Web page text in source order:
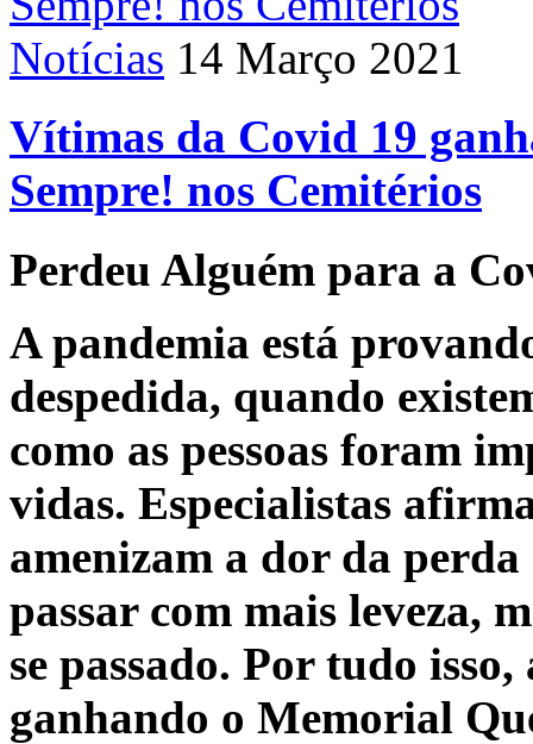
Notícias 14 Março 2021
Vítimas da Covid 19
Sempre! nos Cemitérios
Perdeu Alguém para a
A pandemia está
despedida, quando
como as pessoas foram
vidas. Especialistas
amenizam a dor da
passar com mais leveza,
se passado. Por tudo
ganhando o Memorial